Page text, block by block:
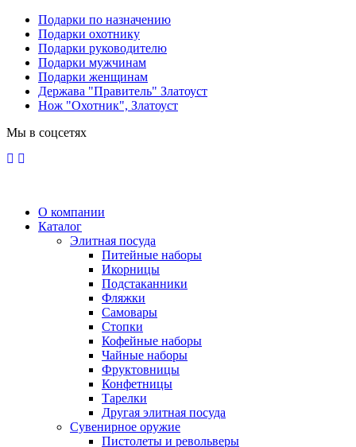
Подарки по назначению
Подарки охотнику
Подарки руководителю
Подарки мужчинам
Подарки женщинам
Держава "Правитель" Златоуст
Нож "Охотник", Златоуст
Мы в соцсетях
О компании
Каталог
Элитная посуда
Питейные наборы
Икорницы
Подстаканники
Фляжки
Самовары
Стопки
Кофейные наборы
Чайные наборы
Фруктовницы
Конфетницы
Тарелки
Другая элитная посуда
Сувенирное оружие
Пистолеты и револьверы